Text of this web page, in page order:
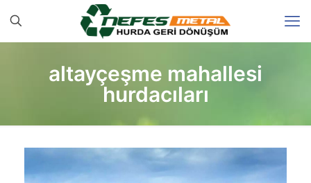
altayçeşme mahallesi
hurdacıları